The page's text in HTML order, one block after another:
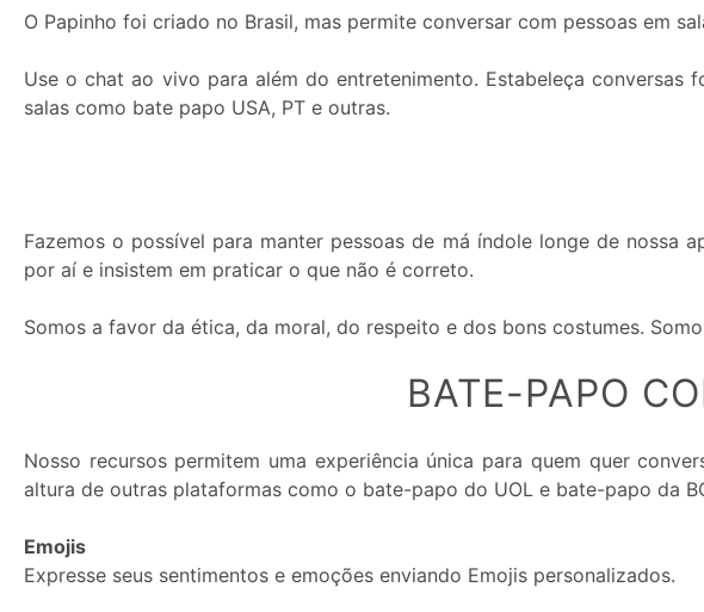
O Papinho foi criado no Brasil, mas permite conversar com pessoas em
Use o chat ao vivo para além do entretenimento. Estabeleça
salas como bate papo USA, PT e outras.
Fazemos o possível para manter pessoas de má índole longe de nossa
por aí e insistem em praticar o que não é correto.
Somos a favor da ética, da moral, do respeito e dos bons costumes.
BATE-PAPO
Nosso recursos permitem uma experiência única para quem quer
altura de outras plataformas como o bate-papo do UOL e bate-papo da
Emojis
Expresse seus sentimentos e emoções enviando Emojis personalizados.